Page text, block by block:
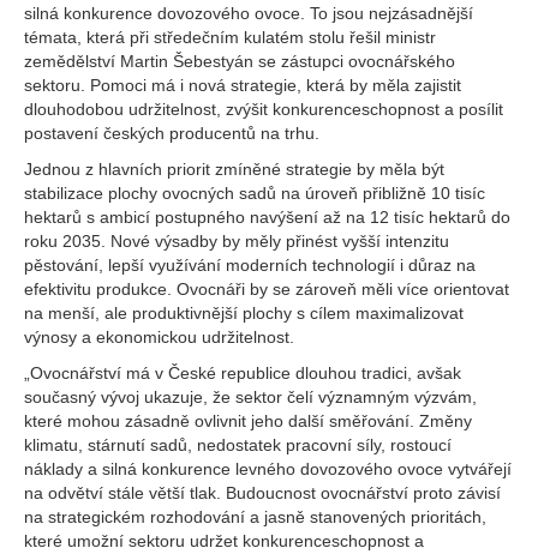
silná konkurence dovozového ovoce. To jsou nejzásadnější
témata, která při středečním kulatém stolu řešil ministr
zemědělství Martin Šebestyán se zástupci ovocnářského
sektoru. Pomoci má i nová strategie, která by měla zajistit
dlouhodobou udržitelnost, zvýšit konkurenceschopnost a posílit
postavení českých producentů na trhu.
Jednou z hlavních priorit zmíněné strategie by měla být
stabilizace plochy ovocných sadů na úroveň přibližně 10 tisíc
hektarů s ambicí postupného navýšení až na 12 tisíc hektarů do
roku 2035. Nové výsadby by měly přinést vyšší intenzitu
pěstování, lepší využívání moderních technologií i důraz na
efektivitu produkce. Ovocnáři by se zároveň měli více orientovat
na menší, ale produktivnější plochy s cílem maximalizovat
výnosy a ekonomickou udržitelnost.
„Ovocnářství má v České republice dlouhou tradici, avšak
současný vývoj ukazuje, že sektor čelí významným výzvám,
které mohou zásadně ovlivnit jeho další směřování. Změny
klimatu, stárnutí sadů, nedostatek pracovní síly, rostoucí
náklady a silná konkurence levného dovozového ovoce vytvářejí
na odvětví stále větší tlak. Budoucnost ovocnářství proto závisí
na strategickém rozhodování a jasně stanovených prioritách,
které umožní sektoru udržet konkurenceschopnost a